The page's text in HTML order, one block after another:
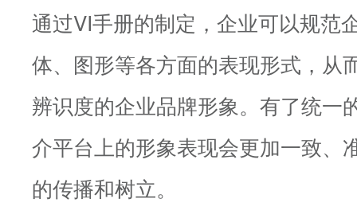
通过VI手册的制定，企业可以规范
体、图形等各方面的表现形式，从
辨识度的企业品牌形象。有了统一
介平台上的形象表现会更加一致、
的传播和树立。